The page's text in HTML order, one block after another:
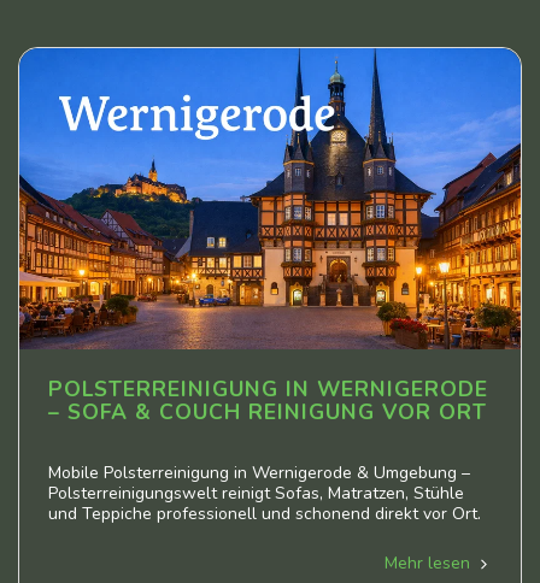
POLSTERREINIGUNG IN WERNIGERODE
– SOFA & COUCH REINIGUNG VOR ORT
Mobile Polsterreinigung in Wernigerode & Umgebung –
Polsterreinigungswelt reinigt Sofas, Matratzen, Stühle
und Teppiche professionell und schonend direkt vor Ort.
Mehr lesen